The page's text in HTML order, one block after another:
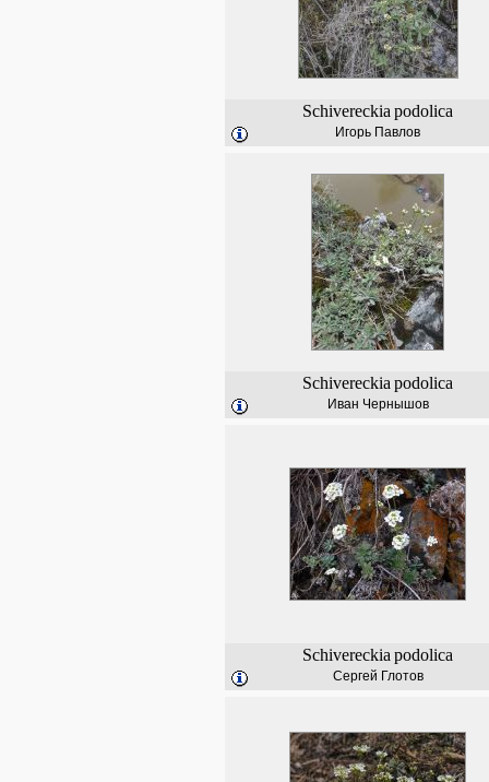
Schivereckia podolica
Игорь Павлов
Schivereckia podolica
Иван Чернышов
Schivereckia podolica
Сергей Глотов